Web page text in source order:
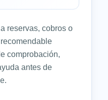
reservas, cobros o
comprobación,
antes de